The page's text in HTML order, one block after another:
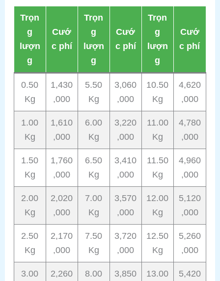
Trọn
g
lượn
g
Cướ
c phí
Trọn
g
lượn
g
Cướ
c phí
Trọn
g
lượn
g
Cướ
c phí
0.50
Kg
1,430
,000
5.50
Kg
3,060
,000
10.50
Kg
4,620
,000
1.00
Kg
1,610
,000
6.00
Kg
3,220
,000
11.00
Kg
4,780
,000
1.50
Kg
1,760
,000
6.50
Kg
3,410
,000
11.50
Kg
4,960
,000
2.00
Kg
2,020
,000
7.00
Kg
3,570
,000
12.00
Kg
5,120
,000
2.50
Kg
2,170
,000
7.50
Kg
3,720
,000
12.50
Kg
5,260
,000
3.00
2,260
8.00
3,850
13.00
5,420